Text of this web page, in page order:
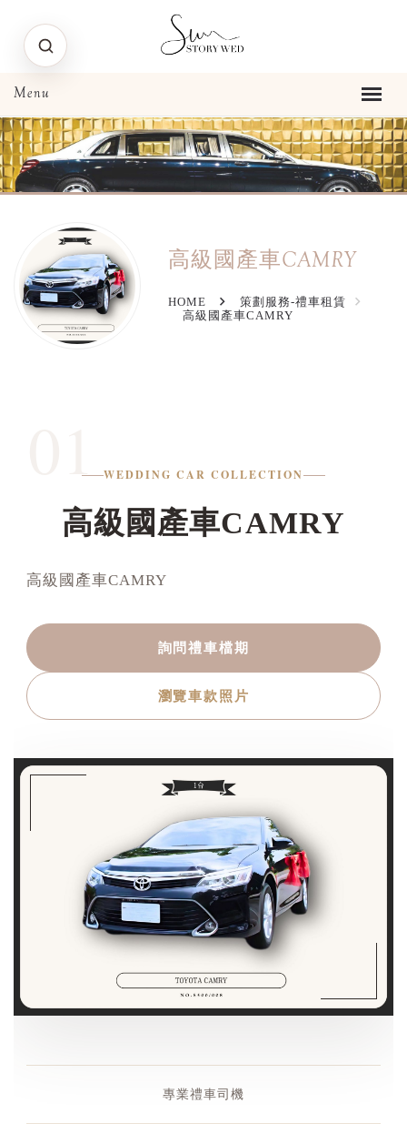
高級國產車CAMRY
HOME
策劃服務-禮車租賃
高級國產車CAMRY
WEDDING CAR COLLECTION
高級國產車CAMRY
高級國產車CAMRY
詢問禮車檔期
瀏覽車款照片
專業禮車司機